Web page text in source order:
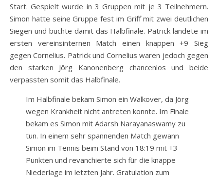
Start. Gespielt wurde in 3 Gruppen mit je 3 Teilnehmern.
Simon hatte seine Gruppe fest im Griff mit zwei deutlichen
Siegen und buchte damit das Halbfinale. Patrick landete im
ersten vereinsinternen Match einen knappen +9 Sieg
gegen Cornelius. Patrick und Cornelius waren jedoch gegen
den starken Jörg Kanonenberg chancenlos und beide
verpassten somit das Halbfinale.
Im Halbfinale bekam Simon ein Walkover, da Jörg
wegen Krankheit nicht antreten konnte. Im Finale
bekam es Simon mit Adarsh Narayanaswamy zu
tun. In einem sehr spannenden Match gewann
Simon im Tennis beim Stand von 18:19 mit +3
Punkten und revanchierte sich für die knappe
Niederlage im letzten Jahr. Gratulation zum